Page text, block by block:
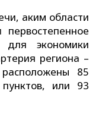
аким области
для экономики
региона –
85
или 93